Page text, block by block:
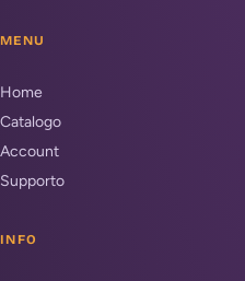
MENU
Home
Catalogo
Account
Supporto
INFO